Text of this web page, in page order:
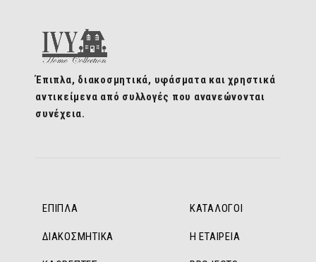
Έπιπλα, διακοσμητικά, υφάσματα και χρηστικά
αντικείμενα από συλλογές που ανανεώνονται
συνέχεια.
ΚΑΤΑΛΟΓΟΙ
Η ΕΤΑΙΡΕΙΑ
ΕΠΙΠΛΑ
ΔΙΑΚΟΣΜΗΤΙΚΑ